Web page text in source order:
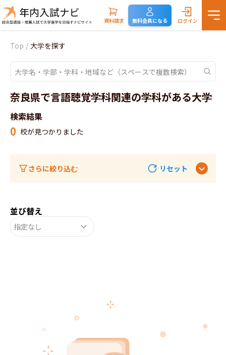
資料請求 無料会員になる ログイン
Top / 大学を探す
奈良県で言語聴覚学科関連の学科がある大学
検索結果
0 校が見つかりました
さらに絞り込む リセット
並び替え
指定なし